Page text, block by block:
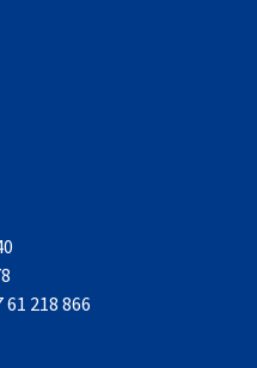
61 218 866